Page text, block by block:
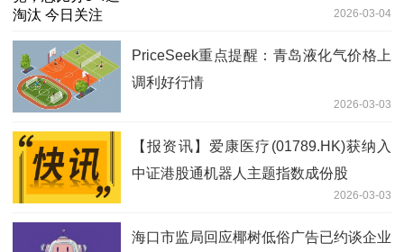
2026-03-04
PriceSeek重点提醒：青岛液化气价格上
调利好行情
2026-03-03
【报资讯】爱康医疗(01789.HK)获纳入
中证港股通机器人主题指数成份股
2026-03-03
海口市监局回应椰树低俗广告已约谈企业